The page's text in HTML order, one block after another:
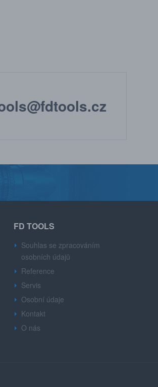
FD TOOLS
Souhlas se zpracováním
osobních údajů
Reference
Servis
Osobní údaje
Kontakt
O nás